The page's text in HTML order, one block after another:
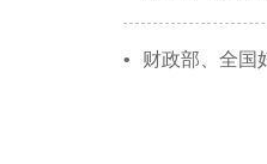
• 财政部、全国